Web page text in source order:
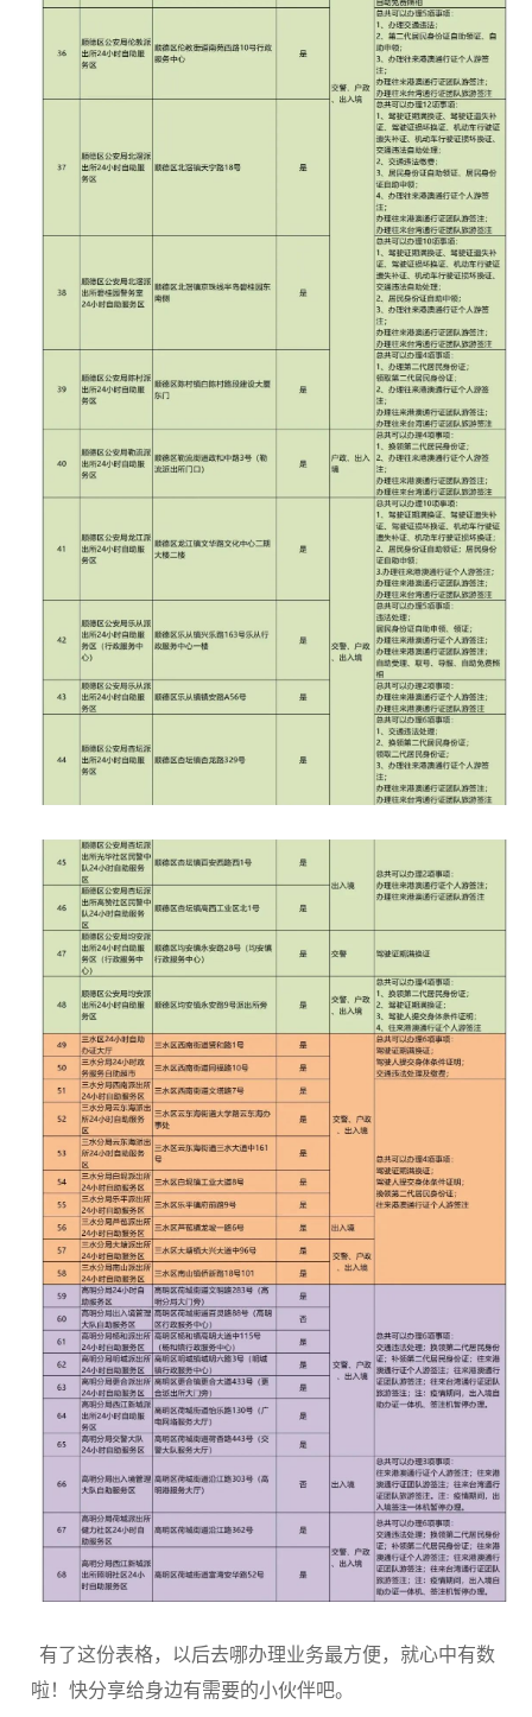
有了这份表格，以后去哪办理业务最方便，就心中有数
啦！快分享给身边有需要的小伙伴吧。